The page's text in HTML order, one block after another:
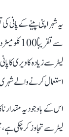
یہ شہر اپنی پینے کے
لیٹر سے زیادہ کاویری کا
استعمال کرنے والے
لیٹر سے تجاوز کر چکی